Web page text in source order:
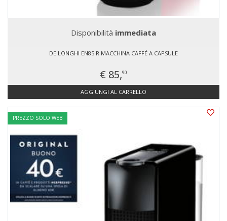
Disponibilità immediata
DE LONGHI EN85.R MACCHINA CAFFÉ A CAPSULE
€ 85,90
AGGIUNGI AL CARRELLO
PREZZO SOLO WEB